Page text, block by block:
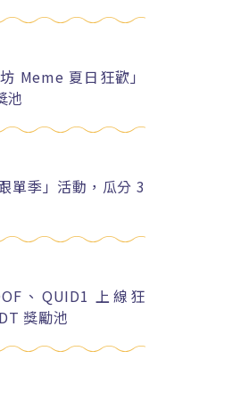
Meme 夏日狂歡」
池
單季」活動，瓜分 3
、QUID1 上線狂
獎勵池